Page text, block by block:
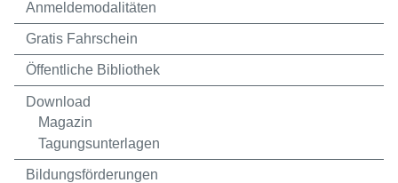
Anmeldemodalitäten
Gratis Fahrschein
Öffentliche Bibliothek
Download
Magazin
Tagungsunterlagen
Bildungsförderungen